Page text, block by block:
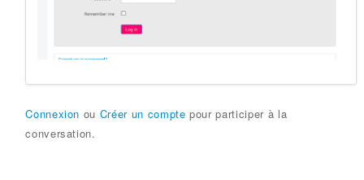
Connexion ou Créer un compte pour participer à la
conversation.